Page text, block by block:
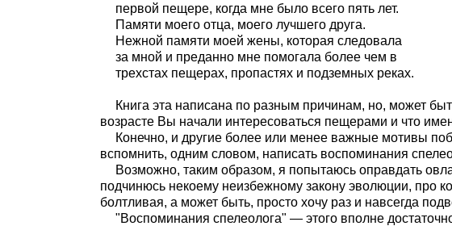
первой пещере, когда мне было всего пять лет.
Памяти моего отца, моего лучшего друга.
Нежной памяти моей жены, которая следовала
за мной и преданно мне помогала более чем в
трехстах пещерах, пропастях и подземных реках.
Книга эта написана по разным причинам, но, может
возрасте Вы начали интересоваться пещерами и что
Конечно, и другие более или менее важные мотивы
вспомнить, одним словом, написать воспоминания
Возможно, таким образом, я попытаюсь оправдать
подчинюсь некоему неизбежному закону эволюции, про
болтливая, а может быть, просто хочу раз и навсегда
"Воспоминания спелеолога" — этого вполне